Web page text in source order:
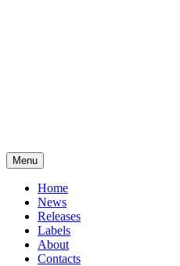
Menu
Home
News
Releases
Labels
About
Contacts